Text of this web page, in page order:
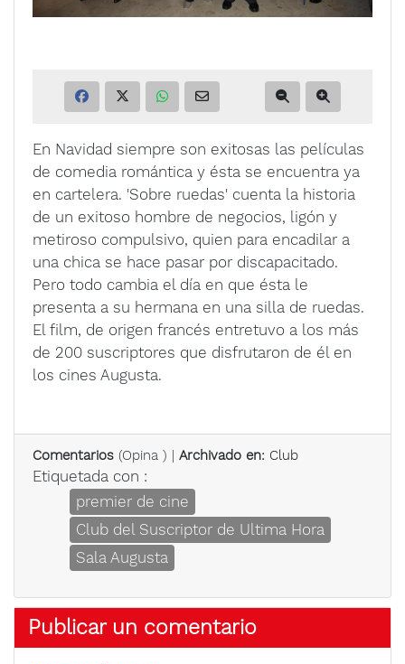
En Navidad siempre son exitosas las películas
de comedia romántica y ésta se encuentra ya
en cartelera. 'Sobre ruedas' cuenta la historia
de un exitoso hombre de negocios, ligón y
metiroso compulsivo, quien para encadilar a
una chica se hace pasar por discapacitado.
Pero todo cambia el día en que ésta le
presenta a su hermana en una silla de ruedas.
El film, de origen francés entretuvo a los más
de 200 suscriptores que disfrutaron de él en
los cines Augusta.
Comentarios (Opina ) | Archivado en: Club
Etiquetada con :
premier de cine
Club del Suscriptor de Ultima Hora
Sala Augusta
Publicar un comentario